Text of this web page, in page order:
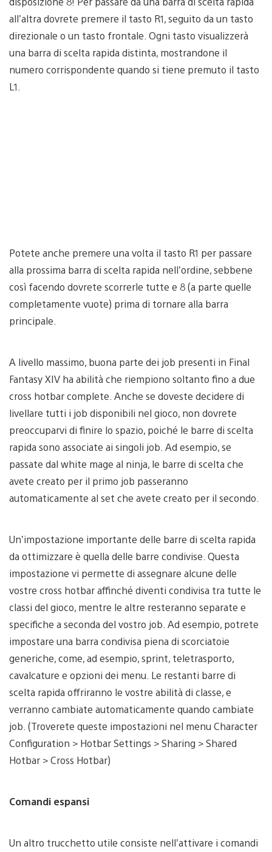
all’altra dovrete premere il tasto R1, seguito da un tasto
direzionale o un tasto frontale. Ogni tasto visualizzerà
una barra di scelta rapida distinta, mostrandone il
numero corrispondente quando si tiene premuto il tasto
L1.
Potete anche premere una volta il tasto R1 per passare
alla prossima barra di scelta rapida nell’ordine, sebbene
così facendo dovrete scorrerle tutte e 8 (a parte quelle
completamente vuote) prima di tornare alla barra
principale.
A livello massimo, buona parte dei job presenti in Final
Fantasy XIV ha abilità che riempiono soltanto fino a due
cross hotbar complete. Anche se doveste decidere di
livellare tutti i job disponibili nel gioco, non dovrete
preoccuparvi di finire lo spazio, poiché le barre di scelta
rapida sono associate ai singoli job. Ad esempio, se
passate dal white mage al ninja, le barre di scelta che
avete creato per il primo job passeranno
automaticamente al set che avete creato per il secondo.
Un’impostazione importante delle barre di scelta rapida
da ottimizzare è quella delle barre condivise. Questa
impostazione vi permette di assegnare alcune delle
vostre cross hotbar affinché diventi condivisa tra tutte le
classi del gioco, mentre le altre resteranno separate e
specifiche a seconda del vostro job. Ad esempio, potrete
impostare una barra condivisa piena di scorciatoie
generiche, come, ad esempio, sprint, teletrasporto,
cavalcature e opzioni dei menu. Le restanti barre di
scelta rapida offriranno le vostre abilità di classe, e
verranno cambiate automaticamente quando cambiate
job. (Troverete queste impostazioni nel menu Character
Configuration > Hotbar Settings > Sharing > Shared
Hotbar > Cross Hotbar)
Comandi espansi
Un altro trucchetto utile consiste nell’attivare i comandi